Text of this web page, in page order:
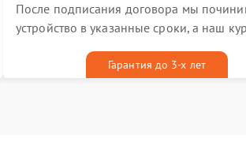
После подписания договора мы
устройство в указанные сроки, а наш
талоном бесплатноГарантия до 3-х лет